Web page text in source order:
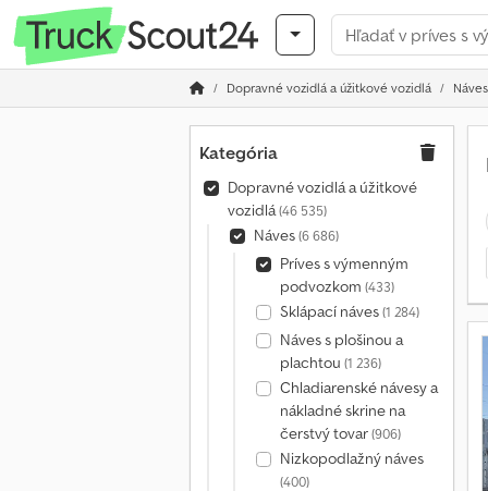
Dopravné vozidlá a úžitkové vozidlá Náves
Kategória
Dopravné vozidlá a úžitkové
vozidlá(46 535)
Náves(6 686)
Príves s výmenným
podvozkom (433)
Sklápací náves(1 284)
Náves s plošinou a
plachtou (1 236)
Chladiarenské návesy a
nákladné skrine na
čerstvý tovar(906)
Nizkopodlažný náves
(400)